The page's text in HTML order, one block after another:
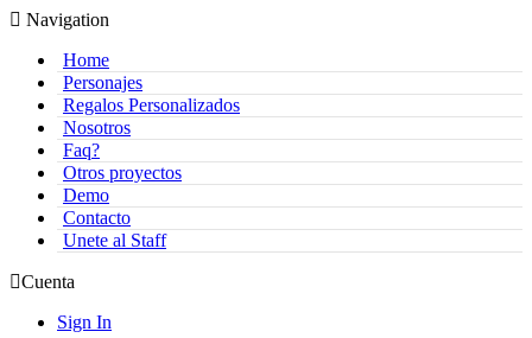
Navigation
Home
Personajes
Regalos Personalizados
Nosotros
Faq?
Otros proyectos
Demo
Contacto
Unete al Staff
Cuenta
Sign In